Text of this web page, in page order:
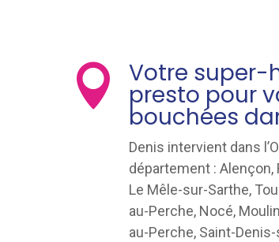
 Votre super-
presto pour
bouchées
Denis intervient dans
département : Alençon,
Le Mêle-sur-Sarthe,
au-Perche, Nocé,
au-Perche, Saint-